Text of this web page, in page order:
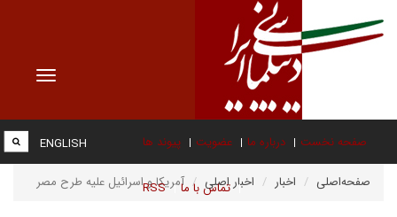
Toggle
صفحه نخست درباره ما عضویت پیوند ها
تماس با ما RSS
ENGLISH
صفحه‌اصلی اخبار اخبار اصلی آمریکا و اسرائیل علیه طرح مصر